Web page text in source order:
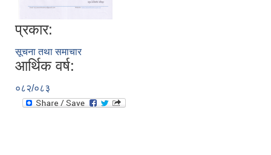
प्रकार:
सूचना तथा समाचार
आर्थिक वर्ष:
०८२/०८३